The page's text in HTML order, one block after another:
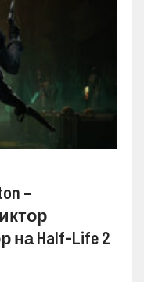
–
на Half-Life 2